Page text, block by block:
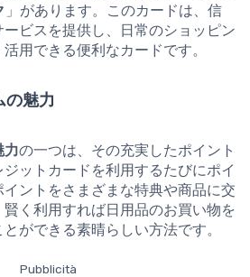
」があります。このカードは、信
ビスを提供し、日常のショッピン
用できる便利なカードです。
の魅力
力の一つは、その充実したポイント
ットカードを利用するたびにポイ
ントをさまざまな特典や商品に交
く利用すれば日用品のお買い物を
ができる素晴らしい方法です。
Pubblicità